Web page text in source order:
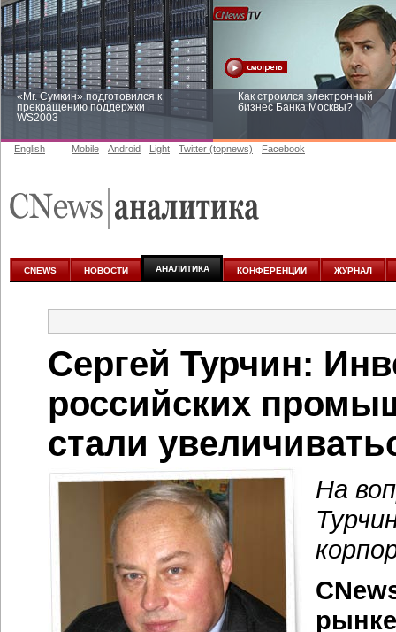
«Mr. Сумкин» подготовился к
прекращению поддержки
WS2003
Как строился электронный
бизнес Банка Москвы?
аналитике
English Mobile Android Light Twitter (topnews) Facebook
CNEWS НОВОСТИ АНАЛИТИКА КОНФЕРЕНЦИИ ЖУРНАЛ
Сергей Турчин:
российских
стали
На